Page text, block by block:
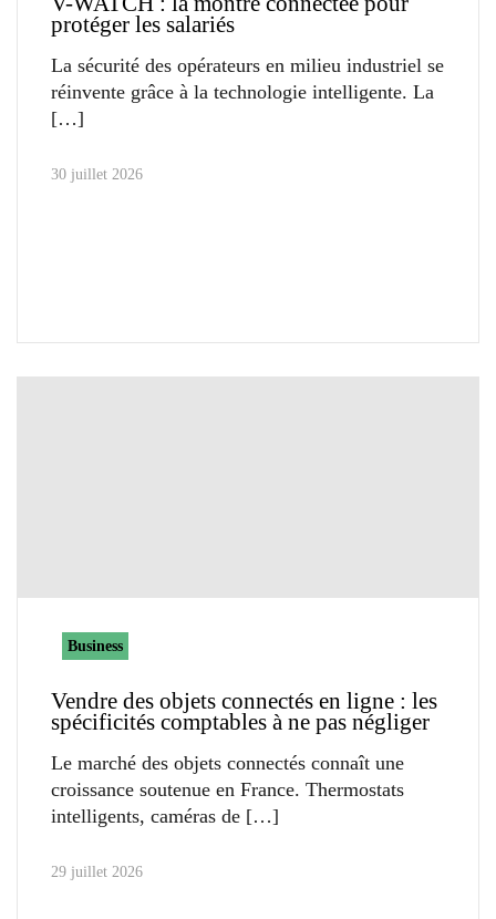
protéger les salariés
La sécurité des opérateurs en milieu industriel se
réinvente grâce à la technologie intelligente. La
30 juillet 2026
Business
Vendre des objets connectés en ligne : les
spécificités comptables à ne pas négliger
Le marché des objets connectés connaît une
croissance soutenue en France. Thermostats
intelligents, caméras de
29 juillet 2026